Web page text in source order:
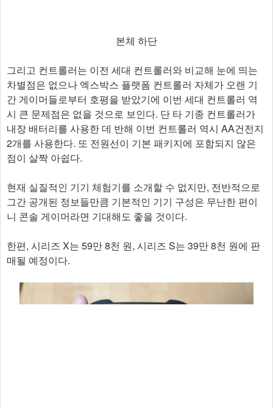
본체 하단
그리고 컨트롤러는 이전 세대 컨트롤러와 비교해 눈에 띄는
차별점은 없으나 엑스박스 플랫폼 컨트롤러 자체가 오랜 기
간 게이머들로부터 호평을 받았기에 이번 세대 컨트롤러 역
시 큰 문제점은 없을 것으로 보인다. 단 타 기종 컨트롤러가
내장 배터리를 사용한 데 반해 이번 컨트롤러 역시 AA건전지
2개를 사용한다. 또 전원선이 기본 패키지에 포함되지 않은
점이 살짝 아쉽다.
현재 실질적인 기기 체험기를 소개할 수 없지만, 전반적으로
그간 공개된 정보들만큼 기본적인 기기 구성은 무난한 편이
니 콘솔 게이머라면 기대해도 좋을 것이다.
한편, 시리즈 X는 59만 8천 원, 시리즈 S는 39만 8천 원에 판
매될 예정이다.